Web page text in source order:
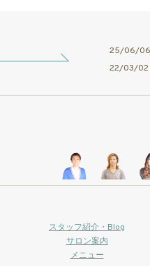
25/06/
22/03/
スタッフ紹介・Blog
サロン案内
メニュー